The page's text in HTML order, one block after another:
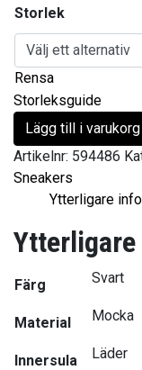
Storlek
Rensa
Storleksguide
Lägg till i varukorg
Artikelnr: 594486
Sneakers
Ytterligare
Färg Svart
Material Mocka
Innersula Läder